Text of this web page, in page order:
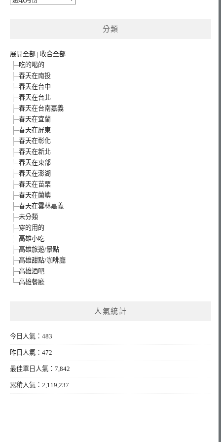
分類
展開全部 | 收合全部
吃的喝的
春天在南投
春天在台中
春天在台北
春天在台南嘉義
春天在宜蘭
春天在屏東
春天在彰化
春天在新北
春天在東部
春天在澎湖
春天在苗栗
春天在蘭嶼
春天在雲林嘉義
未分類
穿的用的
高雄小吃
高雄旅遊/景點
高雄甜點/咖啡廳
高雄酒吧
高雄餐廳
人氣統計
今日人氣：483
昨日人氣：472
最佳單日人氣：7,842
累積人氣：2,119,237